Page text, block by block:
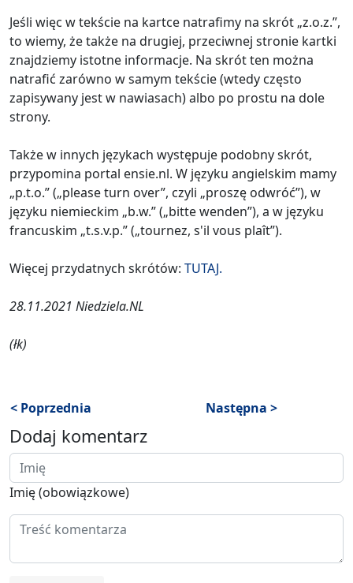
Jeśli więc w tekście na kartce natrafimy na skrót „z.o.z.”,
to wiemy, że także na drugiej, przeciwnej stronie kartki
znajdziemy istotne informacje. Na skrót ten można
natrafić zarówno w samym tekście (wtedy często
zapisywany jest w nawiasach) albo po prostu na dole
strony.
Także w innych językach występuje podobny skrót,
przypomina portal ensie.nl. W języku angielskim mamy
„p.t.o.” („please turn over”, czyli „proszę odwróć”), w
języku niemieckim „b.w.” („bitte wenden”), a w języku
francuskim „t.s.v.p.” („tournez, s'il vous plaît”).
Więcej przydatnych skrótów: TUTAJ.
28.11.2021 Niedziela.NL
(łk)
< Poprzednia Następna >
Dodaj komentarz
Imię (obowiązkowe)